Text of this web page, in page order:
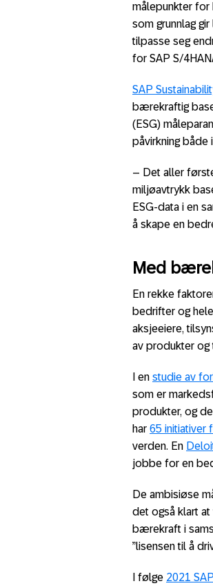
målepunkter for
som grunnlag
tilpasse seg
for SAP S/
SAP
bærekraftig
(ESG)
påvirkning både
– Det aller
miljøavtrykk
ESG-data i en
å skape en
Med
En rekke
bedrifter og
aksjeeiere,
av produkter og
I en studie av
som er
produkter, og
har 65 initiativer
verden. En
jobbe for en
De ambisiøse
det også klart
bærekraft i
”lisensen til å
I følge 2021